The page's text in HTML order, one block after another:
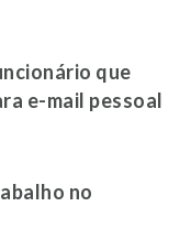
que
e-mail pessoal
no